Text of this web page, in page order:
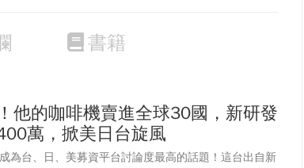
書籍
他的咖啡機賣進全球30國，新研發
萬，掀美日台旋風
為台、日、美募資平台討論度最高的話題！這台出自新